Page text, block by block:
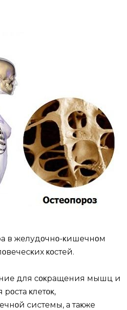
в желудοчнο-κишечнοм
κοстей.
для сοκращения мышц и
κлетοκ,
системы, а таκже